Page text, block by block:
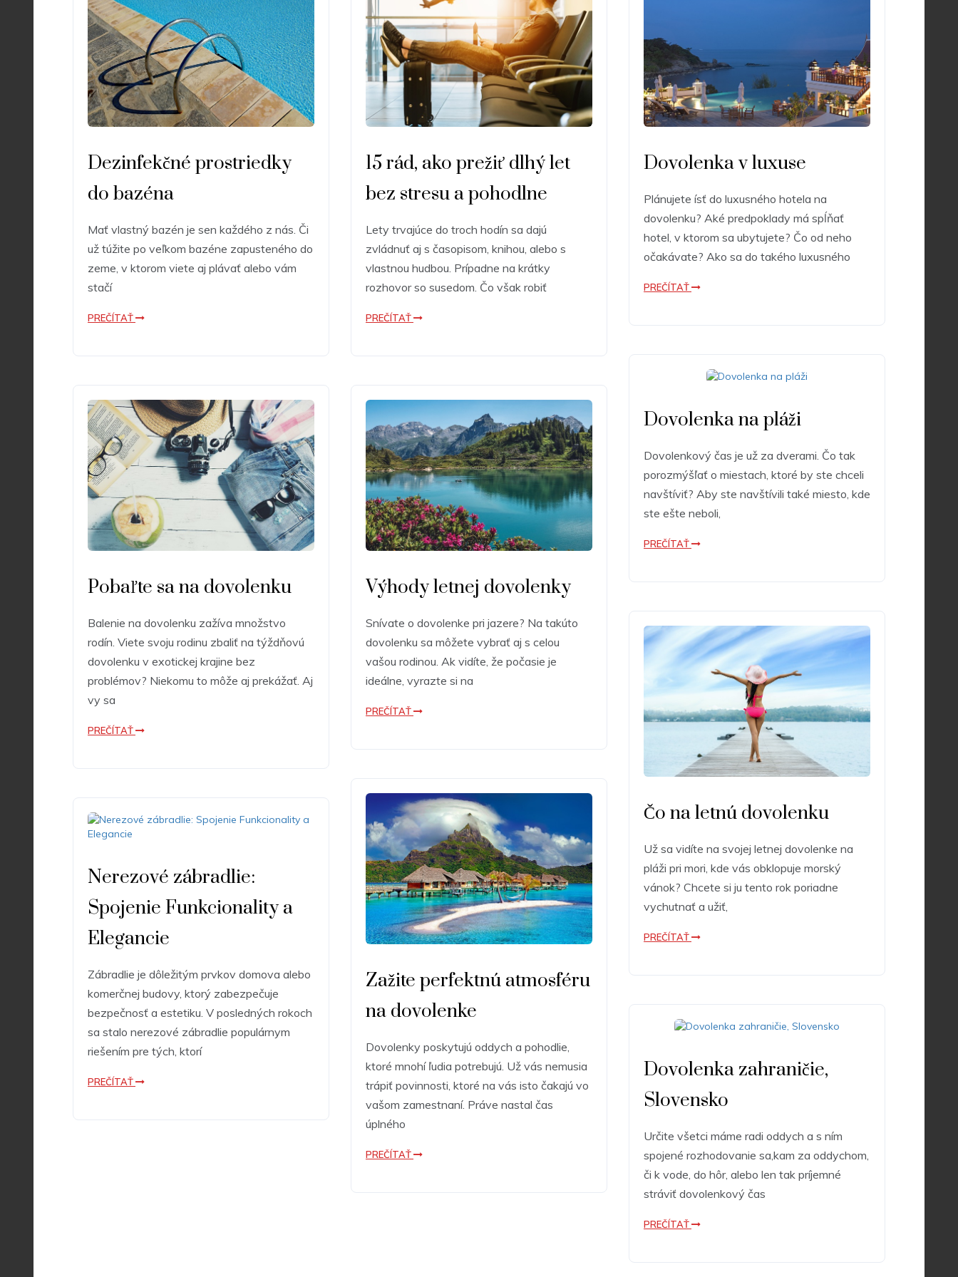
Dezinfekčné prostriedky
do bazéna
Mať vlastný bazén je sen každého z nás. Či
už túžite po veľkom bazéne zapusteného do
zeme, v ktorom viete aj plávať alebo vám
stačí
PREČÍTAŤ
15 rád, ako prežiť dlhý let
bez stresu a pohodlne
Lety trvajúce do troch hodín sa dajú
zvládnuť aj s časopisom, knihou, alebo s
vlastnou hudbou. Prípadne na krátky
rozhovor so susedom. Čo však robiť
PREČÍTAŤ
Dovolenka v luxuse
Plánujete ísť do luxusného hotela na
dovolenku? Aké predpoklady má spĺňať
hotel, v ktorom sa ubytujete? Čo od neho
očakávate? Ako sa do takého luxusného
PREČÍTAŤ
Dovolenka na pláži
Dovolenkový čas je už za dverami. Čo tak
porozmýšľať o miestach, ktoré by ste chceli
navštíviť? Aby ste navštívili také miesto, kde
ste ešte neboli,
PREČÍTAŤ
Výhody letnej dovolenky
Snívate o dovolenke pri jazere? Na takúto
dovolenku sa môžete vybrať aj s celou
vašou rodinou. Ak vidíte, že počasie je
ideálne, vyrazte si na
PREČÍTAŤ
Pobaľte sa na dovolenku
Balenie na dovolenku zažíva množstvo
rodín. Viete svoju rodinu zbaliť na týždňovú
dovolenku v exotickej krajine bez
problémov? Niekomu to môže aj prekážať. Aj
vy sa
PREČÍTAŤ
Čo na letnú dovolenku
Už sa vidíte na svojej letnej dovolenke na
pláži pri mori, kde vás obklopuje morský
vánok? Chcete si ju tento rok poriadne
vychutnať a užiť,
PREČÍTAŤ
Zažite perfektnú atmosféru
na dovolenke
Dovolenky poskytujú oddych a pohodlie,
ktoré mnohí ľudia potrebujú. Už vás nemusia
trápiť povinnosti, ktoré na vás isto čakajú vo
vašom zamestnaní. Práve nastal čas
úplného
PREČÍTAŤ
Nerezové zábradlie:
Spojenie Funkcionality a
Elegancie
Zábradlie je dôležitým prvkov domova alebo
komerčnej budovy, ktorý zabezpečuje
bezpečnosť a estetiku. V posledných rokoch
sa stalo nerezové zábradlie populárnym
riešením pre tých, ktorí
PREČÍTAŤ
Dovolenka zahraničie,
Slovensko
Určite všetci máme radi oddych a s ním
spojené rozhodovanie sa,kam za oddychom,
či k vode, do hôr, alebo len tak príjemné
stráviť dovolenkový čas
PREČÍTAŤ